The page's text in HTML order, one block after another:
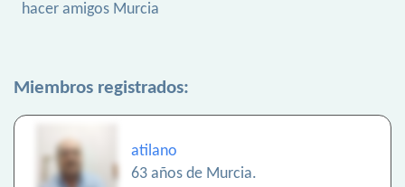
hacer amigos Murcia
Miembros registrados:
atilano
63 años de Murcia.